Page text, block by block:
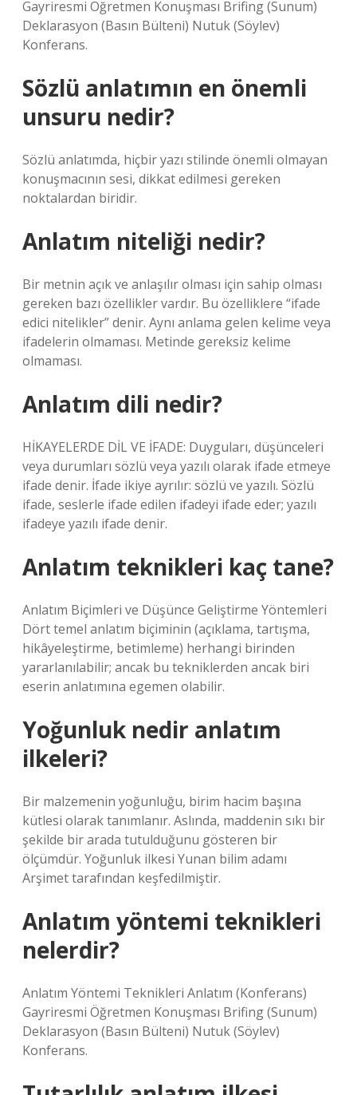
Gayriresmi Öğretmen Konuşması Brifing (Sunum)
Deklarasyon (Basın Bülteni) Nutuk (Söylev)
Konferans.
Sözlü anlatımın en önemli
unsuru nedir?
Sözlü anlatımda, hiçbir yazı stilinde önemli olmayan
konuşmacının sesi, dikkat edilmesi gereken
noktalardan biridir.
Anlatım niteliği nedir?
Bir metnin açık ve anlaşılır olması için sahip olması
gereken bazı özellikler vardır. Bu özelliklere “ifade
edici nitelikler” denir. Aynı anlama gelen kelime veya
ifadelerin olmaması. Metinde gereksiz kelime
olmaması.
Anlatım dili nedir?
HİKAYELERDE DİL VE İFADE: Duyguları, düşünceleri
veya durumları sözlü veya yazılı olarak ifade etmeye
ifade denir. İfade ikiye ayrılır: sözlü ve yazılı. Sözlü
ifade, seslerle ifade edilen ifadeyi ifade eder; yazılı
ifadeye yazılı ifade denir.
Anlatım teknikleri kaç tane?
Anlatım Biçimleri ve Düşünce Geliştirme Yöntemleri
Dört temel anlatım biçiminin (açıklama, tartışma,
hikâyeleştirme, betimleme) herhangi birinden
yararlanılabilir; ancak bu tekniklerden ancak biri
eserin anlatımına egemen olabilir.
Yoğunluk nedir anlatım
ilkeleri?
Bir malzemenin yoğunluğu, birim hacim başına
kütlesi olarak tanımlanır. Aslında, maddenin sıkı bir
şekilde bir arada tutulduğunu gösteren bir
ölçümdür. Yoğunluk ilkesi Yunan bilim adamı
Arşimet tarafından keşfedilmiştir.
Anlatım yöntemi teknikleri
nelerdir?
Anlatım Yöntemi Teknikleri Anlatım (Konferans)
Gayriresmi Öğretmen Konuşması Brifing (Sunum)
Deklarasyon (Basın Bülteni) Nutuk (Söylev)
Konferans.